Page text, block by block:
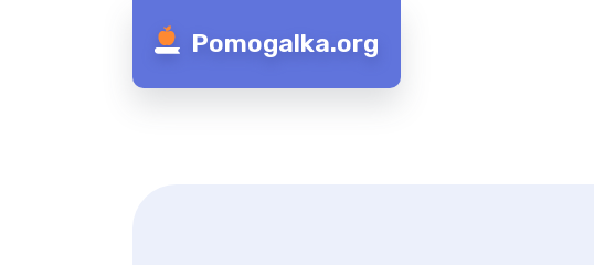
Pomogalka.org